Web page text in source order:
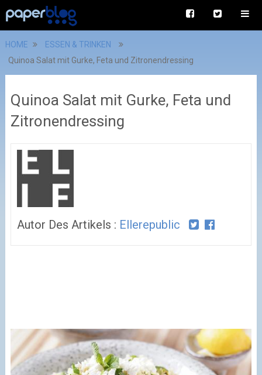
HOME
ESSEN & TRINKEN
Quinoa Salat mit Gurke, Feta und Zitronendressing
Quinoa Salat mit Gurke, Feta und
Zitronendressing
Autor Des Artikels : Ellerepublic